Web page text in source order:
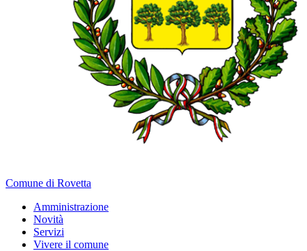
Comune di Rovetta
Amministrazione
Novità
Servizi
Vivere il comune